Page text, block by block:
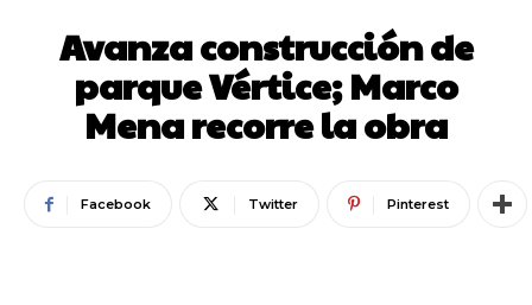
Avanza construcción de
parque Vértice; Marco
Mena recorre la obra
Facebook Twitter Pinterest